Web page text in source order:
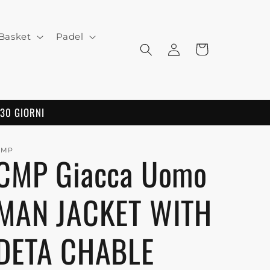
Padel
Log
in
Cart
GIORNI
Giacca Uomo
JACKET WITH
CHABLE